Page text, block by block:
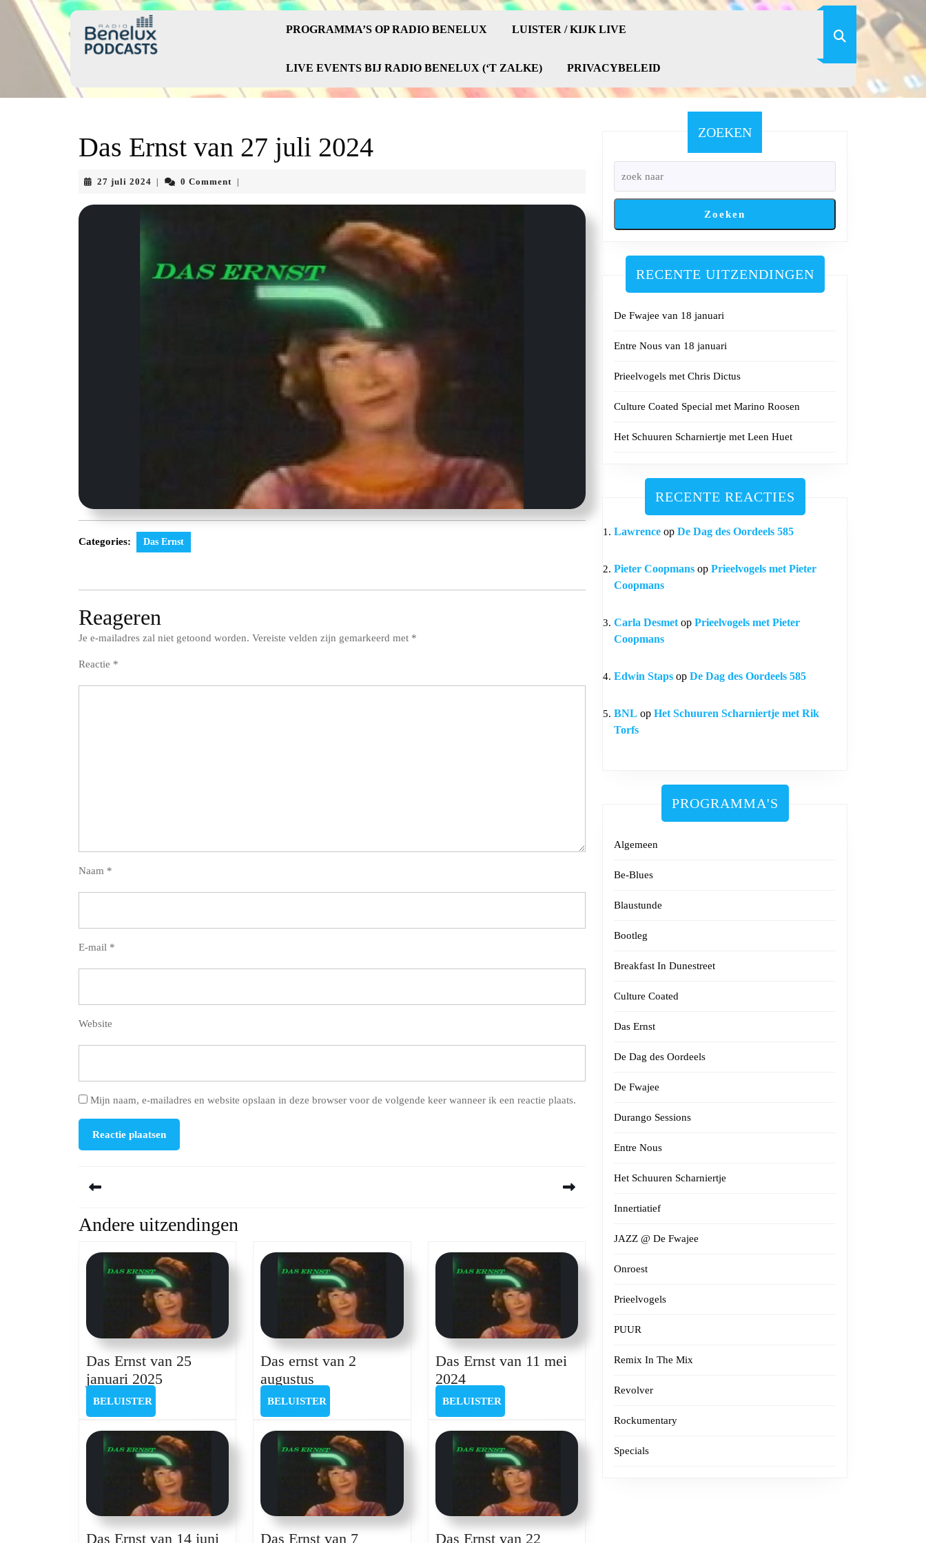
Skip
PROGRAMMA’S OP RADIO BENELUX LUISTER / KIJK LIVE
LIVE EVENTS BIJ RADIO BENELUX (‘T ZALKE) PRIVACYBELEID
Das Ernst van 27 juli 2024
27 juli 2024 27
2024
0 Comment
Categories: Das Ernst
Reageren
Je e-mailadres zal niet getoond worden. Vereiste velden zijn gemarkeerd met *
Reactie *
Naam *
E-mail *
Website
Mijn naam, e-mailadres en website opslaan in deze browser voor de volgende keer wanneer ik een reactie plaats.
Previous
Andere uitzendingen
Das Ernst van 25
januari 2025Das
25
januari
2025
BELUISTER
Das ernst van 2
augustus
ernst
van
2
augustus
BELUISTER
Das Ernst van 11 mei
2024Das
Ernst
van
11
mei
2024
BELUISTERBELUISTER
Das Ernst van 14 juni Das Ernst van 7 Das Ernst van 22
ZOEKEN
Zoeken
RECENTE UITZENDINGEN
De Fwajee van 18 januari
Entre Nous van 18 januari
Prieelvogels met Chris Dictus
Culture Coated Special met Marino Roosen
Het Schuuren Scharniertje met Leen Huet
RECENTE REACTIES
Lawrence op De Dag des Oordeels 585
Pieter Coopmans op Prieelvogels met Pieter
Coopmans
Carla Desmet op Prieelvogels met Pieter
Coopmans
Edwin Staps op De Dag des Oordeels 585
BNL op Het Schuuren Scharniertje met Rik
Torfs
PROGRAMMA'S
Algemeen
Be-Blues
Blaustunde
Bootleg
Breakfast In Dunestreet
Culture Coated
Das Ernst
De Dag des Oordeels
De Fwajee
Durango Sessions
Entre Nous
Het Schuuren Scharniertje
Innertiatief
JAZZ @ De Fwajee
Onroest
Prieelvogels
PUUR
Remix In The Mix
Revolver
Rockumentary
Specials